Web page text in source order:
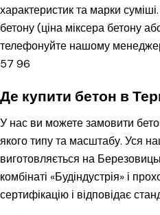
характеристик та марки
бетону (ціна міксера бетону
телефонуйте нашому
57 96
Де купити бетон в
У нас ви можете замовити
якого типу та масштабу. Уся
виготовляється на
комбінаті «Будіндустрія» і
сертифікацію і відповідає